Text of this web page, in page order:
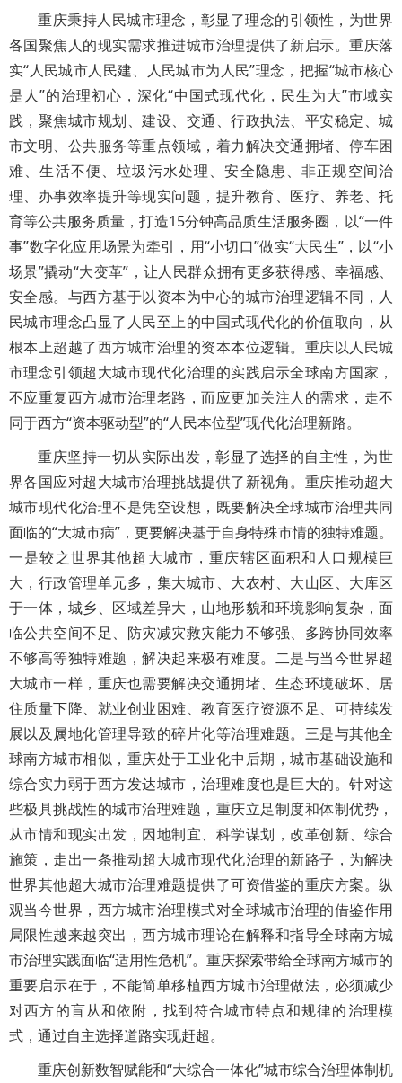
重庆秉持人民城市理念，彰显了理念的引领性，为世界
各国聚焦人的现实需求推进城市治理提供了新启示。重庆落
实“人民城市人民建、人民城市为人民”理念，把握“城市核心
是人”的治理初心，深化“中国式现代化，民生为大”市域实
践，聚焦城市规划、建设、交通、行政执法、平安稳定、城
市文明、公共服务等重点领域，着力解决交通拥堵、停车困
难、生活不便、垃圾污水处理、安全隐患、非正规空间治
理、办事效率提升等现实问题，提升教育、医疗、养老、托
育等公共服务质量，打造15分钟高品质生活服务圈，以“一件
事”数字化应用场景为牵引，用“小切口”做实“大民生”，以“小
场景”撬动“大变革”，让人民群众拥有更多获得感、幸福感、
安全感。与西方基于以资本为中心的城市治理逻辑不同，人
民城市理念凸显了人民至上的中国式现代化的价值取向，从
根本上超越了西方城市治理的资本本位逻辑。重庆以人民城
市理念引领超大城市现代化治理的实践启示全球南方国家，
不应重复西方城市治理老路，而应更加关注人的需求，走不
同于西方“资本驱动型”的“人民本位型”现代化治理新路。
重庆坚持一切从实际出发，彰显了选择的自主性，为世
界各国应对超大城市治理挑战提供了新视角。重庆推动超大
城市现代化治理不是凭空设想，既要解决全球城市治理共同
面临的“大城市病”，更要解决基于自身特殊市情的独特难题。
一是较之世界其他超大城市，重庆辖区面积和人口规模巨
大，行政管理单元多，集大城市、大农村、大山区、大库区
于一体，城乡、区域差异大，山地形貌和环境影响复杂，面
临公共空间不足、防灾减灾救灾能力不够强、多跨协同效率
不够高等独特难题，解决起来极有难度。二是与当今世界超
大城市一样，重庆也需要解决交通拥堵、生态环境破坏、居
住质量下降、就业创业困难、教育医疗资源不足、可持续发
展以及属地化管理导致的碎片化等治理难题。三是与其他全
球南方城市相似，重庆处于工业化中后期，城市基础设施和
综合实力弱于西方发达城市，治理难度也是巨大的。针对这
些极具挑战性的城市治理难题，重庆立足制度和体制优势，
从市情和现实出发，因地制宜、科学谋划，改革创新、综合
施策，走出一条推动超大城市现代化治理的新路子，为解决
世界其他超大城市治理难题提供了可资借鉴的重庆方案。纵
观当今世界，西方城市治理模式对全球城市治理的借鉴作用
局限性越来越突出，西方城市理论在解释和指导全球南方城
市治理实践面临“适用性危机”。重庆探索带给全球南方城市的
重要启示在于，不能简单移植西方城市治理做法，必须减少
对西方的盲从和依附，找到符合城市特点和规律的治理模
式，通过自主选择道路实现赶超。
重庆创新数智赋能和“大综合一体化”城市综合治理体制机